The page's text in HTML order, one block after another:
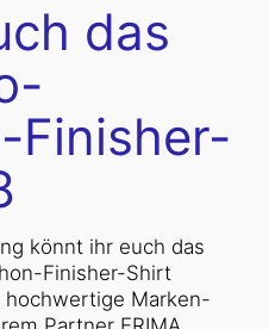
das
Finisher-
könnt ihr euch das
Finisher-Shirt
Marken-